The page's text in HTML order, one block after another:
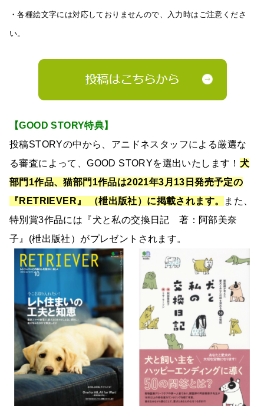
・各種絵文字には対応しておりませんので、入力時はご注意くださ
い。
【GOOD STORY特典】
投稿STORYの中から、アニドネスタッフによる厳選な
る審査によって、GOOD STORYを選出いたします！ 犬
部門1作品、猫部門1作品は2021年3月13日発売予定の
『RETRIEVER』 （枻出版社）に掲載されます。
また、
特別賞3作品には『犬と私の交換日記 著：阿部美奈
子』(枻出版社）がプレゼントされます。